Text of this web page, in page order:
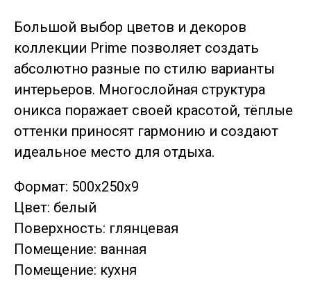
Большой выбор цветов и декоров
коллекции Prime позволяет создать
абсолютно разные по стилю варианты
интерьеров. Многослойная структура
оникса поражает своей красотой, тёплые
оттенки приносят гармонию и создают
идеальное место для отдыха.
Формат: 500х250х9
Цвет: белый
Поверхность: глянцевая
Помещение: ванная
Помещение: кухня